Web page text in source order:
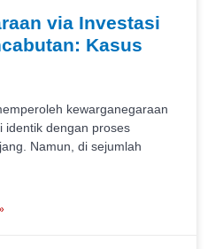
via Investasi
Kasus
kewarganegaraan
identik dengan proses
Namun, di sejumlah